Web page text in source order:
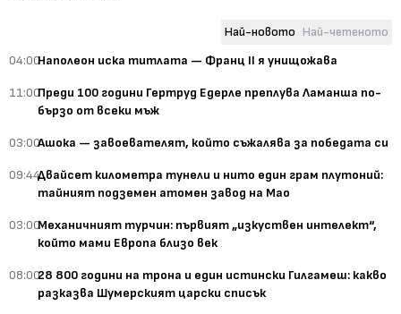
Най-новото Най-четеното
04:00Наполеон иска титлата — Франц II я унищожава
11:00Преди 100 години Гертруд Едерле преплува Ламанша по-
бързо от всеки мъж
03:00Ашока — завоевателят, който съжалява за победата си
09:44Двайсет километра тунели и нито един грам плутоний:
тайният подземен атомен завод на Мао
03:00Механичният турчин: първият „изкуствен интелект“,
който мами Европа близо век
08:0028 800 години на трона и един истински Гилгамеш: какво
разказва Шумерският царски списък